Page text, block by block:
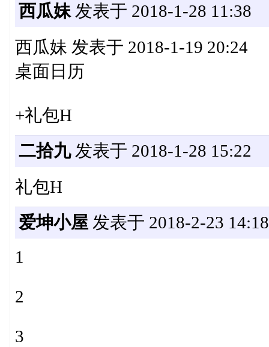
西瓜妹发表于 2018-1-28 11:38
西瓜妹 发表于 2018-1-19 20:24
桌面日历
+礼包H
二拾九发表于 2018-1-28 15:22
礼包H
爱坤小屋 发表于 2018-2-23 14:18
1
2
3